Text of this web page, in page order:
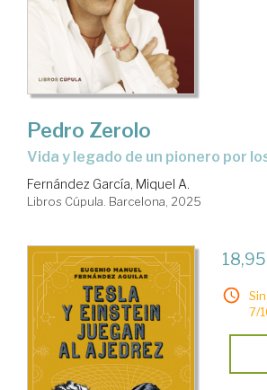
Pedro Zerolo
Vida y legado de un pionero por
Fernández García, Miquel A.
Libros Cúpula. Barcelona, 2025
7/